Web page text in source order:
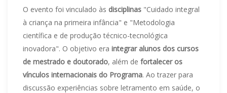
O evento foi vinculado às disciplinas "Cuidado integral
à criança na primeira infância" e "Metodologia
científica e de produção técnico-tecnológica
inovadora". O objetivo era integrar alunos dos cursos
de mestrado e doutorado, além de fortalecer os
vínculos internacionais do Programa. Ao trazer para
discussão experiências sobre letramento em saúde, o